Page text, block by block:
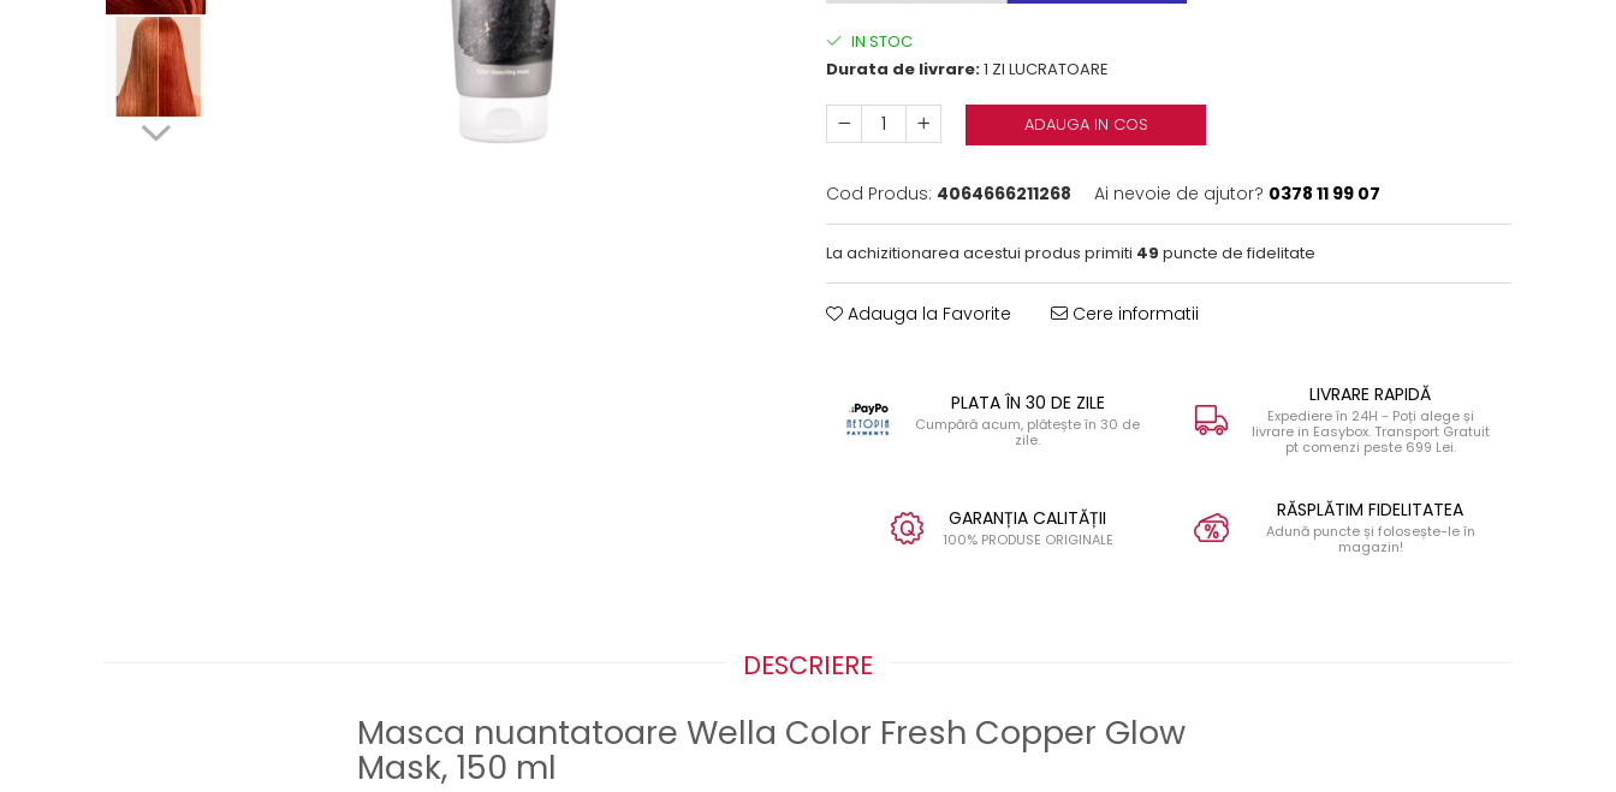
IN STOC
Durata de livrare:1 ZI LUCRATOARE
ADAUGA IN COS
Cod Produs: 4064666211268 Ai nevoie de ajutor? 0378 11 99 07
La achizitionarea acestui produs primiti 49 puncte de fidelitate
Adauga la Favorite Cere informatii
PLATA ÎN 30 DE ZILE
Cumpără acum, plătește în 30 de
zile.
LIVRARE RAPIDĂ
Expediere în 24H - Poți alege și
livrare in Easybox. Transport Gratuit
pt comenzi peste 699 Lei.
GARANȚIA CALITĂȚII
100% PRODUSE ORIGINALE
RĂSPLĂTIM FIDELITATEA
Adună puncte și folosește-le în
magazin!
DESCRIERE
Masca nuantatoare Wella Color Fresh Copper Glow
Mask, 150 ml